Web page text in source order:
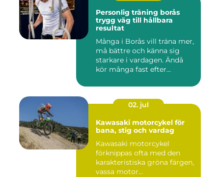
Personlig träning borås
trygg väg till hållbara
resultat
Många i Borås vill träna mer,
må bättre och känna sig
starkare i vardagen. Ändå
kör många fast efter...
02. jul
Kawasaki motorcykel för
bana, stig och vardag
Kawasaki motorcykel
förknippas ofta med den
karakteristiska gröna färgen,
vassa motor...